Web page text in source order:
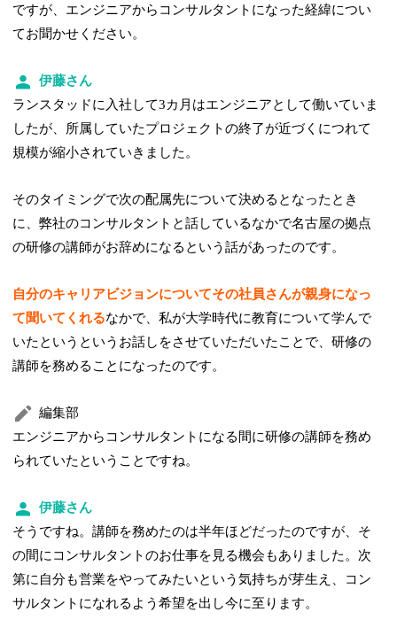
ですが、エンジニアからコンサルタントになった経緯につい
てお聞かせください。
伊藤さん
ランスタッドに入社して3カ月はエンジニアとして働いていま
したが、所属していたプロジェクトの終了が近づくにつれて
規模が縮小されていきました。
そのタイミングで次の配属先について決めるとなったとき
に、弊社のコンサルタントと話しているなかで名古屋の拠点
の研修の講師がお辞めになるという話があったのです。
自分のキャリアビジョンについてその社員さんが親身になっ
て聞いてくれるなかで、私が大学時代に教育について学んで
いたというというお話しをさせていただいたことで、研修の
講師を務めることになったのです。
編集部
エンジニアからコンサルタントになる間に研修の講師を務め
られていたということですね。
伊藤さん
そうですね。講師を務めたのは半年ほどだったのですが、そ
の間にコンサルタントのお仕事を見る機会もありました。次
第に自分も営業をやってみたいという気持ちが芽生え、コン
サルタントになれるよう希望を出し今に至ります。